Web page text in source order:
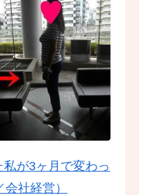
が3ヶ月で変わっ
社経営）